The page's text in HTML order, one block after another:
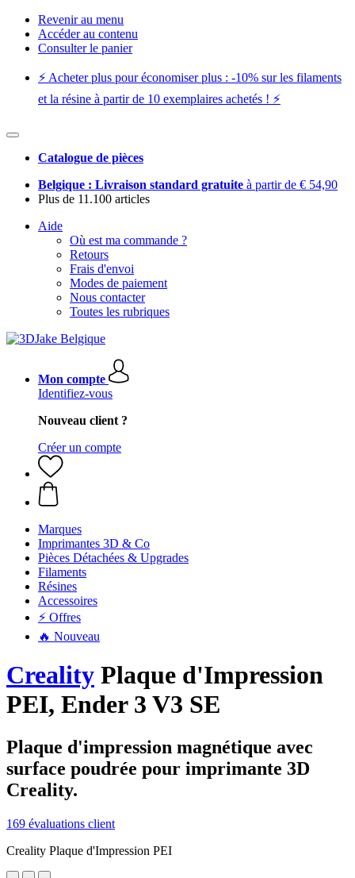
Revenir au menu
Accéder au contenu
Consulter le panier
⚡️ Acheter plus pour économiser plus : -10% sur les filaments
et la résine à partir de 10 exemplaires achetés ! ⚡️
Catalogue de pièces
Belgique : Livraison standard gratuite à partir de € 54,90
Plus de 11.100 articles
Aide
Où est ma commande ?
Retours
Frais d'envoi
Modes de paiement
Nous contacter
Toutes les rubriques
Mon compte
Identifiez-vous
Nouveau client ?
Créer un compte
Marques
Imprimantes 3D & Co
Pièces Détachées & Upgrades
Filaments
Résines
Accessoires
⚡ Offres
🔥 Nouveau
Creality Plaque d'Impression
PEI, Ender 3 V3 SE
Plaque d'impression magnétique avec
surface poudrée pour imprimante 3D
Creality.
169 évaluations client
Creality Plaque d'Impression PEI